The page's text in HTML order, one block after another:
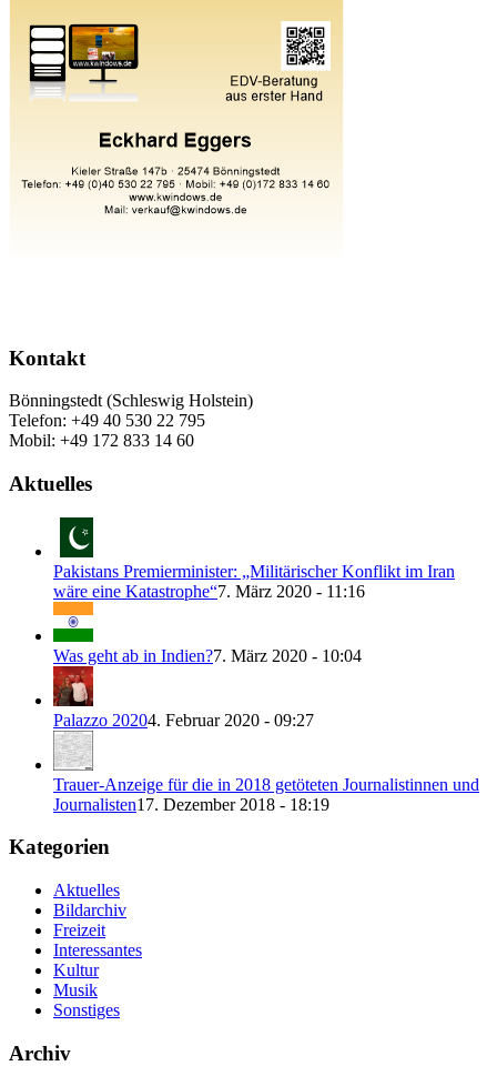
Kontakt
Bönningstedt (Schleswig Holstein)
Telefon: +49 40 530 22 795
Mobil: +49 172 833 14 60
Aktuelles
Pakistans Premierminister: „Militärischer Konflikt im Iran
wäre eine Katastrophe“7. März 2020 - 11:16
Was geht ab in Indien?7. März 2020 - 10:04
Palazzo 20204. Februar 2020 - 09:27
Trauer-Anzeige für die in 2018 getöteten Journalistinnen und
Journalisten17. Dezember 2018 - 18:19
Kategorien
Aktuelles
Bildarchiv
Freizeit
Interessantes
Kultur
Musik
Sonstiges
Archiv